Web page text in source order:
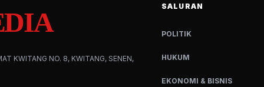
KWITANG NO. 8, KWITANG, SENEN,
SALURAN
POLITIK
HUKUM
EKONOMI & BISNIS